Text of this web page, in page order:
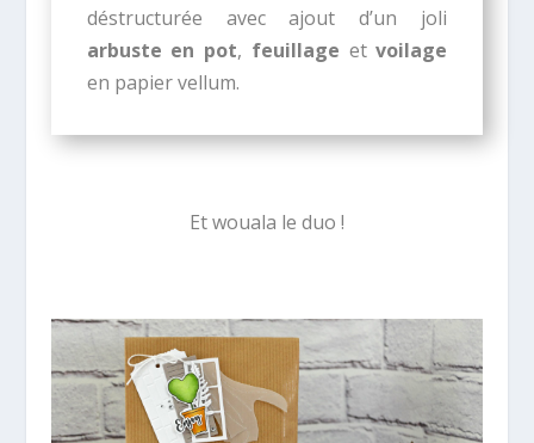
déstructurée avec ajout d’un joli
arbuste en pot, feuillage etvoilage
en papier vellum.
Et wouala le duo !